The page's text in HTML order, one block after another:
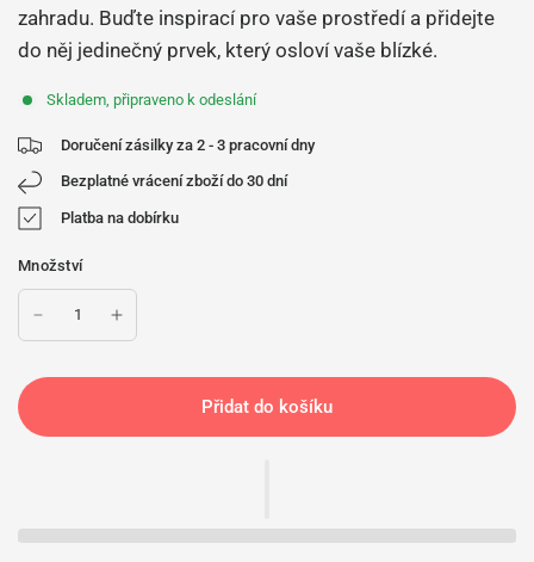
zahradu. Buďte inspirací pro vaše prostředí a přidejte
do něj jedinečný prvek, který osloví vaše blízké.
Skladem, připraveno k odeslání
Doručení zásilky za 2 - 3 pracovní dny
Bezplatné vrácení zboží do 30 dní
Platba na dobírku
Množství
Přidat do košíku